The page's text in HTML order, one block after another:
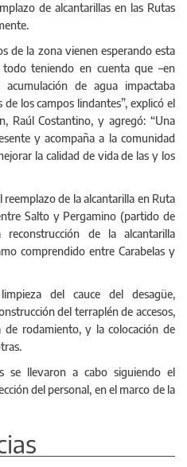
de alcantarillas en las Rutas
de la zona vienen esperando esta
teniendo en cuenta que –en
de agua impactaba
los campos lindantes”, explicó el
Raúl Costantino, y agregó: “Una
y acompaña a la comunidad
la calidad de vida de las y los
de la alcantarilla en Ruta
Salto y Pergamino (partido de
de la alcantarilla
comprendido entre Carabelas y
del cauce del desagüe,
del terraplén de accesos,
de rodamiento, y la colocación de
se llevaron a cabo siguiendo el
del personal, en el marco de la